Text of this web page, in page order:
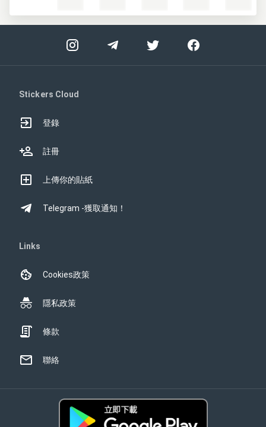
Stickers Cloud
登錄
註冊
上傳你的貼紙
Telegram -獲取通知！
Links
Cookies政策
隱私政策
條款
聯絡